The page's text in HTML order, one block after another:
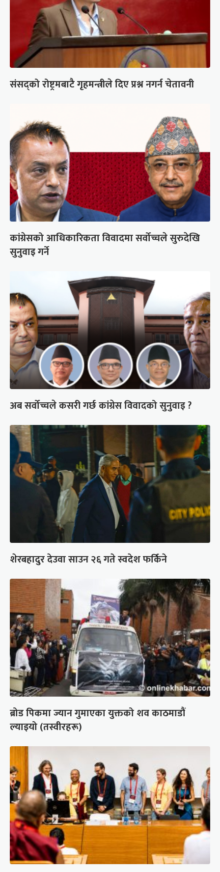
संसद्को रोष्ट्रमबाटै गृहमन्त्रीले दिए प्रश्न नगर्न चेतावनी
कांग्रेसको आधिकारिकता विवादमा सर्वोच्चले सुरुदेखि
सुनुवाइ गर्ने
अब सर्वोच्चले कसरी गर्छ कांग्रेस विवादको सुनुवाइ ?
शेरबहादुर देउवा साउन २६ गते स्वदेश फर्किने
ब्रोड पिकमा ज्यान गुमाएका युक्तको शव काठमाडौं
ल्याइयो (तस्वीरहरू)